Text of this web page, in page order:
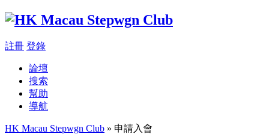
註冊 登錄
論壇
搜索
幫助
導航
HK Macau Stepwgn Club » 申請入會